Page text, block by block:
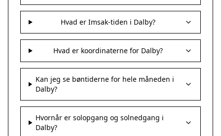
Hvad er Imsak-tiden i Dalby?
Hvad er koordinaterne for Dalby?
Kan jeg se bøntiderne for hele måneden i
Dalby?
Hvornår er solopgang og solnedgang i
Dalby?